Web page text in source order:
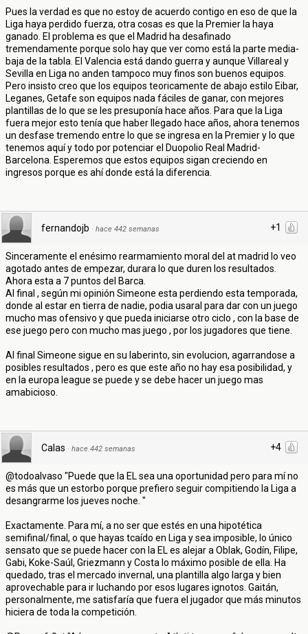
Pues la verdad es que no estoy de acuerdo contigo en eso de que la
Liga haya perdido fuerza, otra cosas es que la Premier la haya
ganado. El problema es que el Madrid ha desafinado
tremendamente porque solo hay que ver como está la parte media-
baja de la tabla. El Valencia está dando guerra y aunque Villareal y
Sevilla en Liga no anden tampoco muy finos son buenos equipos.
Pero insisto creo que los equipos teoricamente de abajo estilo Eibar,
Leganes, Getafe son equipos nada fáciles de ganar, con mejores
plantillas de lo que se les presuponía hace años. Para que la Liga
fuera mejor esto tenía que haber llegado hace años, ahora tenemos
un desfase tremendo entre lo que se ingresa en la Premier y lo que
tenemos aquí y todo por potenciar el Duopolio Real Madrid-
Barcelona. Esperemos que estos equipos sigan creciendo en
ingresos porque es ahí donde está la diferencia.
+1
fernandojb · hace 442 semanas
Sinceramente el enésimo rearmamiento moral del at madrid lo veo
agotado antes de empezar, durara lo que duren los resultados.
Ahora esta a 7 puntos del Barca.
Al final , según mi opinión Simeone esta perdiendo esta temporada,
donde al estar en tierra de nadie, podia usaral para dar con un juego
mucho mas ofensivo y que pueda iniciarse otro ciclo , con la base de
ese juego pero con mucho mas juego , por los jugadores que tiene.
Al final Simeone sigue en su laberinto, sin evolucion, agarrandose a
posibles resultados , pero es que este año no hay esa posibilidad, y
en la europa league se puede y se debe hacer un juego mas
amabicioso.
+4
Calas · hace 442 semanas
@todoalvaso "Puede que la EL sea una oportunidad pero para mí no
es más que un estorbo porque prefiero seguir compitiendo la Liga a
desangrarme los jueves noche. "
Exactamente. Para mí, a no ser que estés en una hipotética
semifinal/final, o que hayas tcaído en Liga y sea imposible, lo único
sensato que se puede hacer con la EL es alejar a Oblak, Godín, Filipe,
Gabi, Koke-Saúl, Griezmann y Costa lo máximo posible de ella. Ha
quedado, tras el mercado invernal, una plantilla algo larga y bien
aprovechable para ir luchando por esos lugares ignotos. Gaitán,
personalmente, me satisfaría que fuera el jugador que más minutos
hiciera de toda la competición.